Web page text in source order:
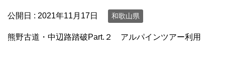
公開日 : 2021年11月17日 和歌山県
熊野古道・中辺路踏破Part.２ アルパインツアー利用